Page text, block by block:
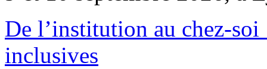
De l’institution au chez-
inclusives